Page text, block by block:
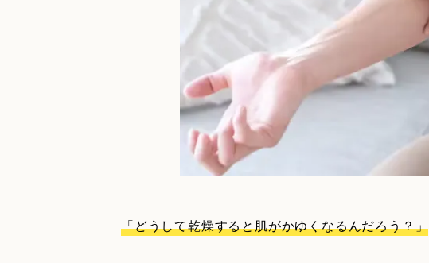
「どうして乾燥すると肌がかゆくなるんだろう？」